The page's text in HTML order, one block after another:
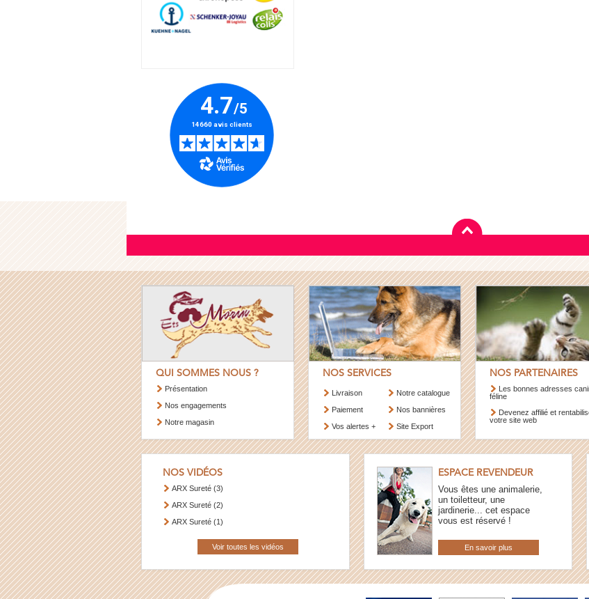
QUI SOMMES NOUS ?
Présentation
Nos engagements
Notre magasin
NOS SERVICES
Livraison
Paiement
Vos alertes +
Notre catalogue
Nos bannières
Site Export
NOS PARTENAIRES
Les bonnes adresses
féline
Devenez affilié et
votre site web
NOS VIDÉOS
ARX Sureté (3)
ARX Sureté (2)
ARX Sureté (1)
Voir toutes les vidéos
ESPACE REVENDEUR
Vous êtes une animalerie,
un toiletteur, une
jardinerie... cet espace
vous est réservé !
En savoir plus